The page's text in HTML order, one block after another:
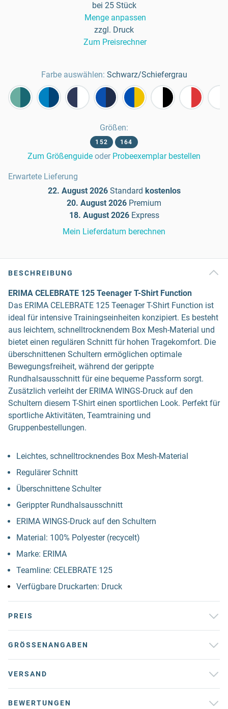
bei 25 Stück
Menge anpassen
zzgl. Druck
Zum Preisrechner
Farbe auswählen: Schwarz/Schiefergrau
Größen:
152 164
Zum Größenguide oder Probeexemplar bestellen
Erwartete Lieferung
22. August 2026 Standard kostenlos
20. August 2026 Premium
18. August 2026 Express
Mein Lieferdatum berechnen
BESCHREIBUNG
ERIMA CELEBRATE 125 Teenager T-Shirt Function
Das ERIMA CELEBRATE 125 Teenager T-Shirt Function ist
ideal für intensive Trainingseinheiten konzipiert. Es besteht
aus leichtem, schnelltrocknendem Box Mesh-Material und
bietet einen regulären Schnitt für hohen Tragekomfort. Die
überschnittenen Schultern ermöglichen optimale
Bewegungsfreiheit, während der gerippte
Rundhalsausschnitt für eine bequeme Passform sorgt.
Zusätzlich verleiht der ERIMA WINGS-Druck auf den
Schultern diesem T-Shirt einen sportlichen Look. Perfekt für
sportliche Aktivitäten, Teamtraining und
Gruppenbestellungen.
Leichtes, schnelltrocknendes Box Mesh-Material
Regulärer Schnitt
Überschnittene Schulter
Gerippter Rundhalsausschnitt
ERIMA WINGS-Druck auf den Schultern
Material: 100% Polyester (recycelt)
Marke: ERIMA
Teamline: CELEBRATE 125
Verfügbare Druckarten: Druck
PREIS
GRÖSSENANGABEN
VERSAND
BEWERTUNGEN